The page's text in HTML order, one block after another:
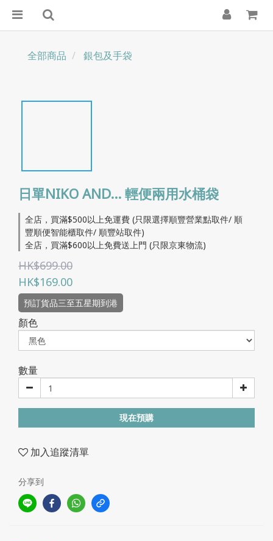
全部商品 銀包及手袋
日單NIKO AND… 輕便兩用水桶袋
全店，買滿$500以上免運費 (只限選擇順豐營業點取件/ 順
豐順便智能櫃取件/ 順豐站取件)
全店，買滿$600以上免費送上門 (只限京東物流)
HK$699.00
HK$169.00
預訂貨品三至五星期到港
顏色
數量
現在預購
加入追蹤清單
分享到